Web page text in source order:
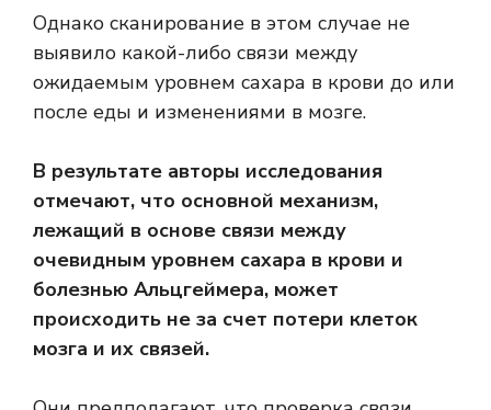
Однако сканирование в этом случае не
выявило какой-либо связи между
ожидаемым уровнем сахара в крови до или
после еды и изменениями в мозге.
В результате авторы исследования
отмечают, что основной механизм,
лежащий в основе связи между
очевидным уровнем сахара в крови и
болезнью Альцгеймера, может
происходить не за счет потери клеток
мозга и их связей.